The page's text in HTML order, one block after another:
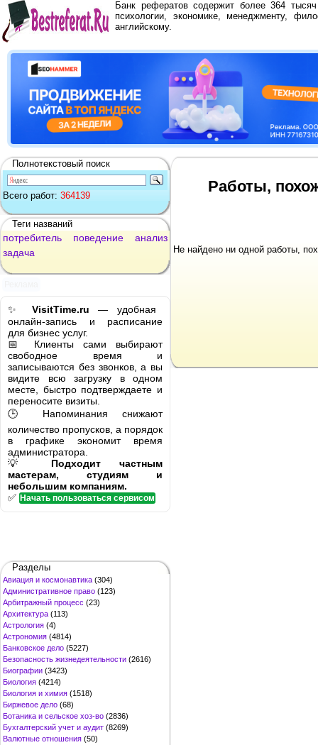
Банк рефератов содержит более 364
психологии, экономике, менеджменту,
английскому.
Полнотекстовый поиск
Всего работ: 364139
Теги названий
потребитель поведение
анализ
задача
✨ VisitTime.ru — удобная
онлайн-запись и расписание
для бизнес услуг.
📅 Клиенты сами выбирают
свободное время и
записываются без звонков, а вы
видите всю загрузку в одном
месте, быстро подтверждаете и
переносите визиты.
🕒 Напоминания снижают
количество пропусков, а порядок
в графике экономит время
администратора.
💡 Подходит частным
мастерам, студиям и
небольшим компаниям.
✅ Начать пользоваться сервисом
Разделы
Авиация и космонавтика (304)
Административное право (123)
Арбитражный процесс (23)
Архитектура (113)
Астрология (4)
Астрономия (4814)
Банковское дело (5227)
Безопасность жизнедеятельности (2616)
Биографии (3423)
Биология (4214)
Биология и химия (1518)
Биржевое дело (68)
Ботаника и сельское хоз-во (2836)
Бухгалтерский учет и аудит (8269)
Валютные отношения (50)
Работы,
Не найдено ни одной работы,